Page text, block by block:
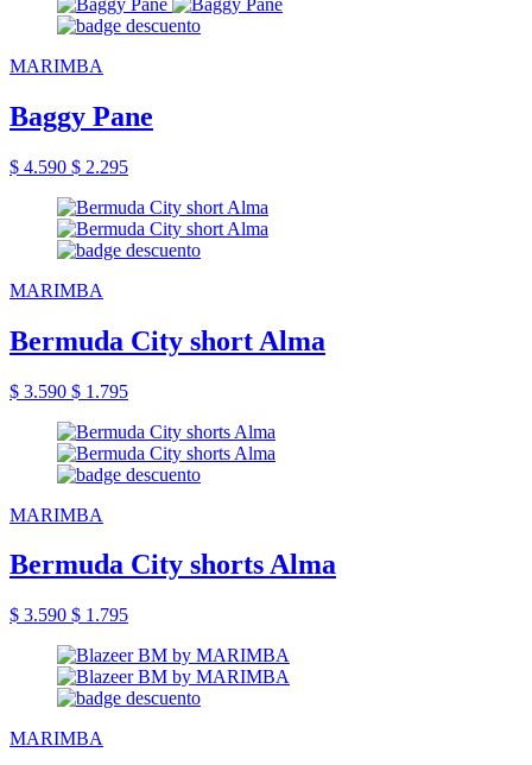
MARIMBA
Baggy Pane
$ 4.590 $ 2.295
MARIMBA
Bermuda City short Alma
$ 3.590 $ 1.795
MARIMBA
Bermuda City shorts Alma
$ 3.590 $ 1.795
MARIMBA